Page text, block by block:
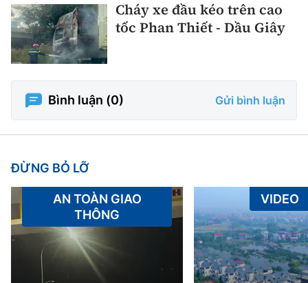
Cháy xe đầu kéo trên cao
tốc Phan Thiết - Dầu Giây
Bình luận (0) Gửi bình luận
ĐỪNG BỎ LỠ
AN TOÀN GIAO
THÔNG
VIDEO